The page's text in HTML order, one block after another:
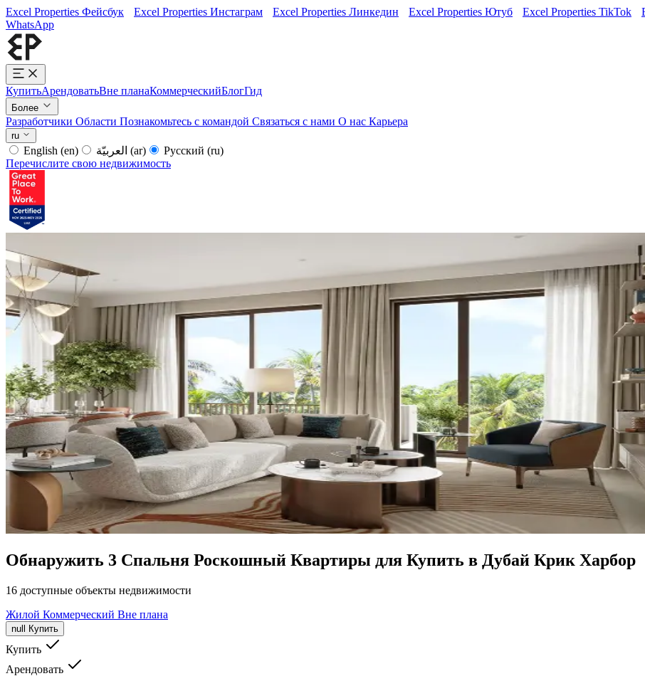
Excel Properties Фейсбук Excel Properties Инстаграм Excel Properties Линкедин Excel Properties Ютуб Excel Properties TikTok
WhatsApp
КупитьАрендоватьВне планаКоммерческийБлогГид
Более
Разработчики Области Познакомьтесь с командой Связаться с нами О нас Карьера
ru
English (en) (ar) Русский (ru)
Перечислите свою недвижимость
Обнаружить 3 Спальня Роскошный Квартиры для Купить в Дубай Крик Харбор
16 доступные объекты недвижимости
Жилой Коммерческий Вне плана
null Купить
Купить
Арендовать